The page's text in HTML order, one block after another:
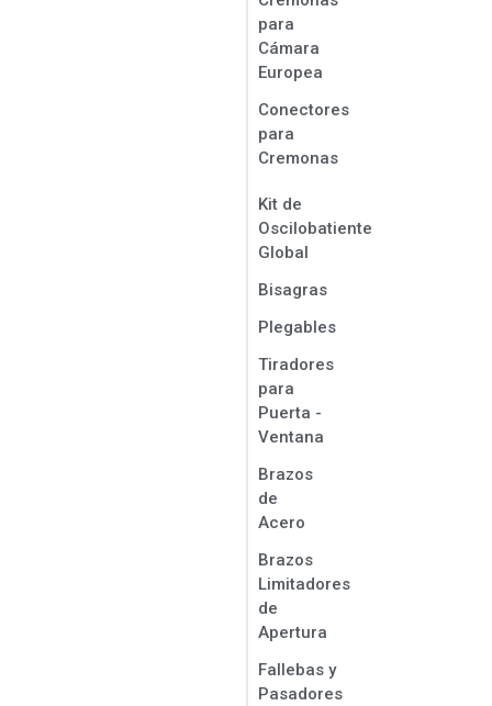
para
Cámara
Europea
Conectores
para
Cremonas
Kit de
Oscilobatiente
Global
Bisagras
Plegables
Tiradores
para
Puerta -
Ventana
Brazos
de
Acero
Brazos
Limitadores
de
Apertura
Fallebas y
Pasadores